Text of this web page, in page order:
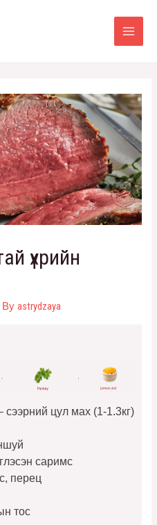
үхрийн
Byastrydzaya
цул мах (1-1.3кг)
саримс
перец
тос